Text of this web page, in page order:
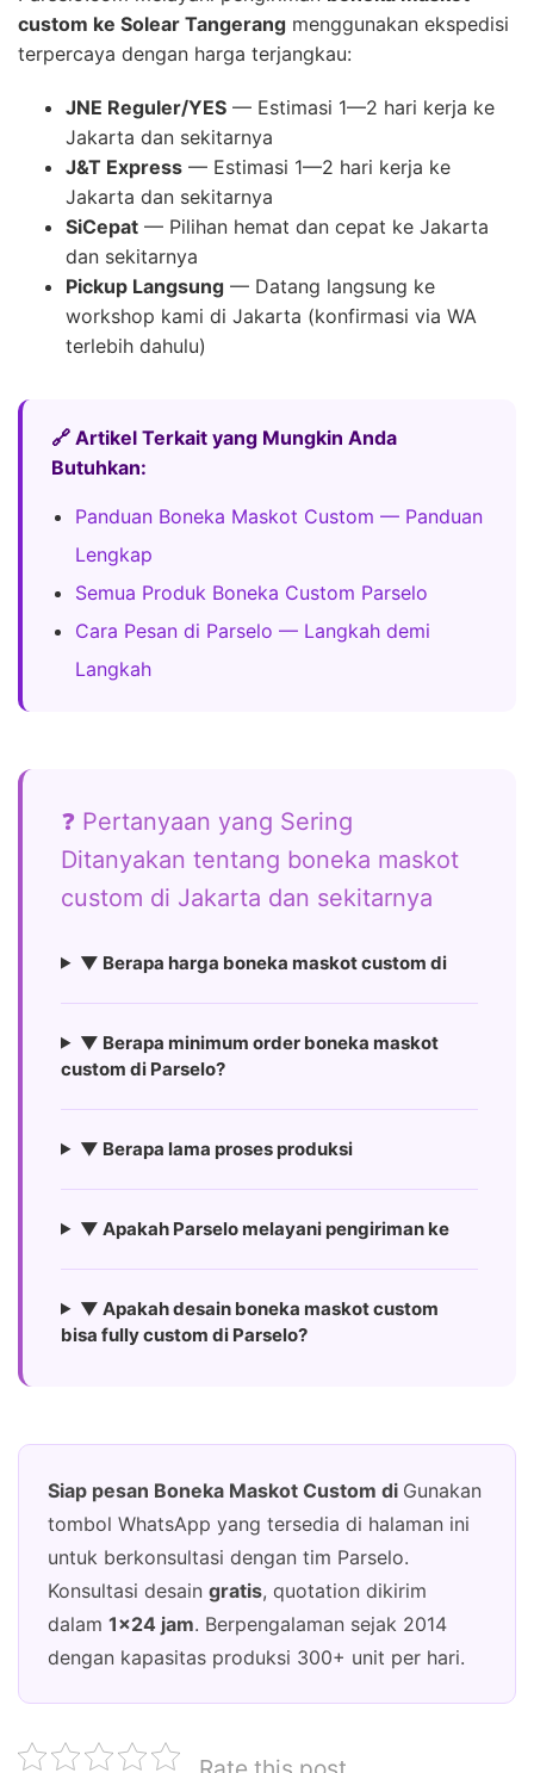
custom ke Solear Tangerang menggunakan ekspedisi
terpercaya dengan harga terjangkau:
JNE Reguler/YES — Estimasi 1—2 hari kerja ke
Jakarta dan sekitarnya
J&T Express — Estimasi 1—2 hari kerja ke
Jakarta dan sekitarnya
SiCepat — Pilihan hemat dan cepat ke Jakarta
dan sekitarnya
Pickup Langsung — Datang langsung ke
workshop kami di Jakarta (konfirmasi via WA
terlebih dahulu)
🔗 Artikel Terkait yang Mungkin Anda
Butuhkan:
Panduan Boneka Maskot Custom — Panduan
Lengkap
Semua Produk Boneka Custom Parselo
Cara Pesan di Parselo — Langkah demi
Langkah
❓ Pertanyaan yang Sering
Ditanyakan tentang boneka maskot
custom di Jakarta dan sekitarnya
▼ Berapa harga boneka maskot custom di
▼ Berapa minimum order boneka maskot
custom di Parselo?
▼ Berapa lama proses produksi
▼ Apakah Parselo melayani pengiriman ke
▼ Apakah desain boneka maskot custom
bisa fully custom di Parselo?
Siap pesan Boneka Maskot Custom di Gunakan
tombol WhatsApp yang tersedia di halaman ini
untuk berkonsultasi dengan tim Parselo.
Konsultasi desain gratis, quotation dikirim
dalam 1×24 jam. Berpengalaman sejak 2014
dengan kapasitas produksi 300+ unit per hari.